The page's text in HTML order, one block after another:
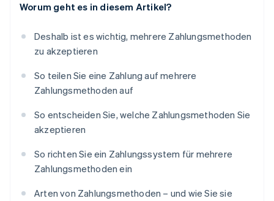
Worum geht es in diesem Artikel?
Deshalb ist es wichtig, mehrere Zahlungsmethoden
zu akzeptieren
So teilen Sie eine Zahlung auf mehrere
Zahlungsmethoden auf
So entscheiden Sie, welche Zahlungsmethoden Sie
akzeptieren
So richten Sie ein Zahlungssystem für mehrere
Zahlungsmethoden ein
Arten von Zahlungsmethoden – und wie Sie sie